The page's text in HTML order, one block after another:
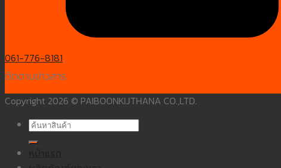
061-776-8181
ติดตามข่าวสาร
Copyright 2026 © PAIBOONKIJTHANA CO.,LTD.
ค้นหา: